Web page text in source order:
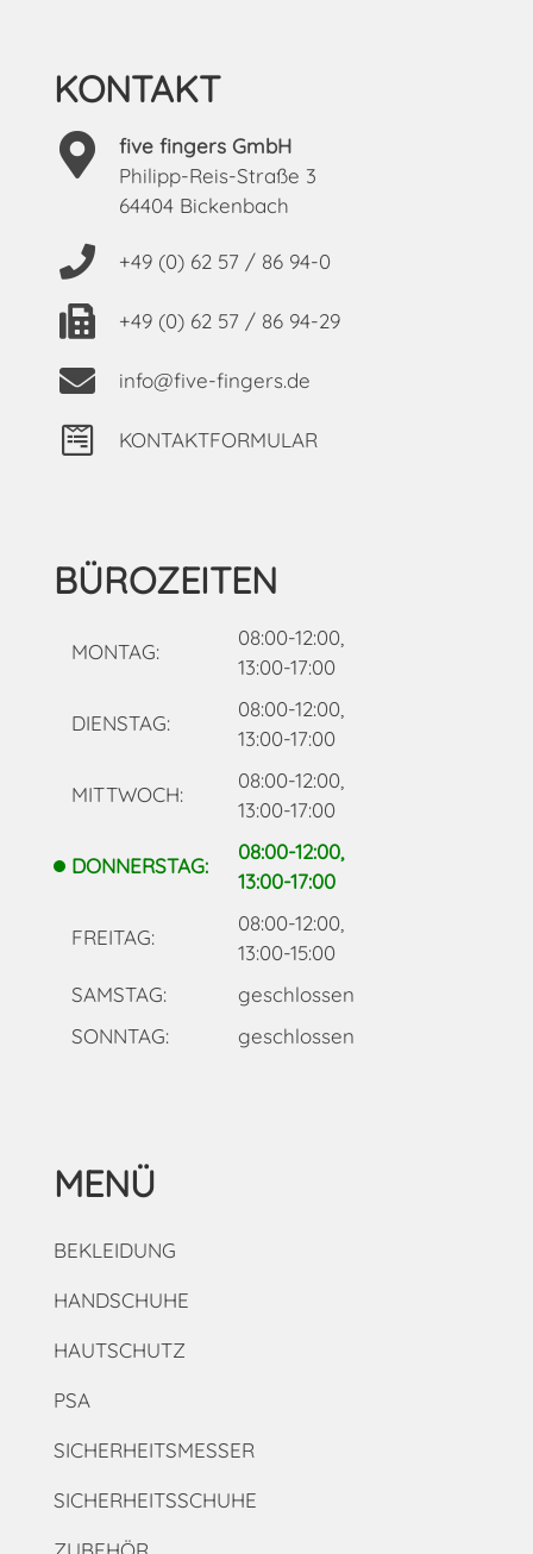
KONTAKT
five fingers GmbH
Philipp-Reis-Straße 3
64404 Bickenbach
+49 (0) 62 57 / 86 94-0
+49 (0) 62 57 / 86 94-29
info@five-fingers.de
KONTAKTFORMULAR
BÜROZEITEN
MONTAG:
08:00-12:00,
13:00-17:00
DIENSTAG:
08:00-12:00,
13:00-17:00
MITTWOCH:
08:00-12:00,
13:00-17:00
DONNERSTAG:
08:00-12:00,
13:00-17:00
FREITAG:
08:00-12:00,
13:00-15:00
SAMSTAG:
geschlossen
SONNTAG:
geschlossen
MENÜ
BEKLEIDUNG
HANDSCHUHE
HAUTSCHUTZ
PSA
SICHERHEITSMESSER
SICHERHEITSSCHUHE